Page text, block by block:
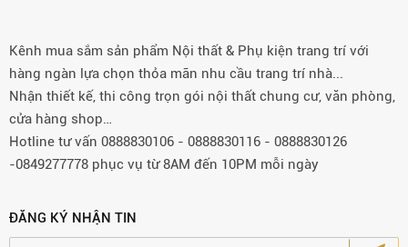
Kênh mua sắm sản phẩm Nội thất & Phụ kiện trang trí với
hàng ngàn lựa chọn thỏa mãn nhu cầu trang trí nhà...
Nhận thiết kế, thi công trọn gói nội thất chung cư, văn phòng,
cửa hàng shop…
Hotline tư vấn 0888830106 - 0888830116 - 0888830126
-0849277778 phục vụ từ 8AM đến 10PM mỗi ngày
ĐĂNG KÝ NHẬN TIN